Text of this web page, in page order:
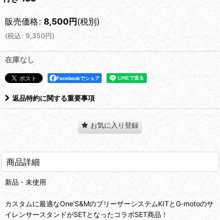
販売価格: 8,500円(税別)
(税込: 9,350円)
在庫なし
Facebookでシェア
返品特約に関する重要事項
お気に入り登録
商品詳細
新品・未使用
カスタムに最適なOne'S&MのブリーザーシステムKITとG-motoのサ
イレンサースタンドがSETとなったコラボSET商品！